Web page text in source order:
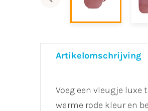
Artikelomschrijving
Voeg een vleugje luxe
warme rode kleur en